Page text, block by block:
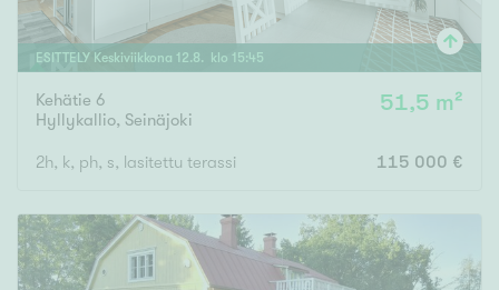
ESITTELY Keskiviikkona 12.8. klo 15:45
Kehätie 6
Hyllykallio, Seinäjoki
51,5 m²
2h, k, ph, s, lasitettu terassi 115 000 €